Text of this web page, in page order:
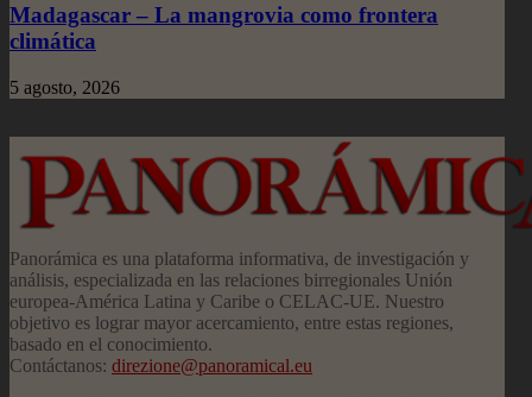
Madagascar – La mangrovia como frontera
climática
5 agosto, 2026
Panorámica es una plataforma informativa, de investigación y
análisis, especializada en las relaciones birregionales Unión
europea-América Latina y Caribe o CELAC-UE. Nuestro
objetivo es lograr mayor acercamiento, entre estas regiones,
basado en el conocimiento.
Contáctanos: direzione@panoramical.eu